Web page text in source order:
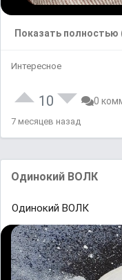
Показать полностью
Интересное
10 0
7 месяцев назад
Одинокий ВОЛК
Одинокий ВОЛК